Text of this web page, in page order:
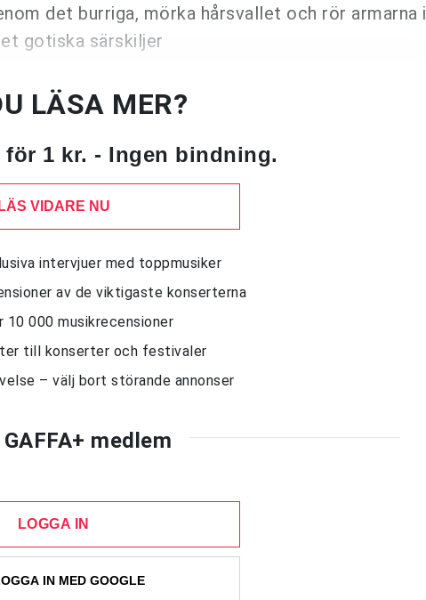
det burriga, mörka hårsvallet och rör armarna i
gotiska särskiljer
LÄSA MER?
för 1 kr. - Ingen bindning.
LÄS VIDARE NU
intervjuer med toppmusiker
av de viktigaste konserterna
000 musikrecensioner
till konserter och festivaler
– välj bort störande annonser
medlem
LOGGA IN
IN MED GOOGLE